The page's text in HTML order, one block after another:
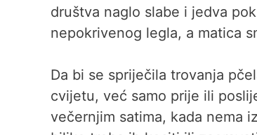
društva naglo slabe i jedva
nepokrivenog legla, a matica
Da bi se spriječila trovanja
cvijetu, već samo prije ili
večernjim satima, kada nema